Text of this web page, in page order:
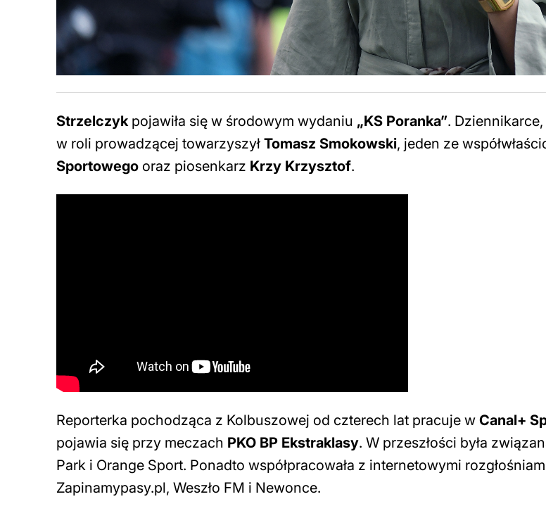
Strzelczykpojawiła się w środowym wydaniu „KS Poranka”.
w roli prowadzącej towarzyszył Tomasz Smokowski, jeden ze
Sportowego oraz piosenkarz Krzy Krzysztof.
Reporterka pochodząca z Kolbuszowej od czterech lat pracuje w Canal+
pojawia się przy meczach PKO BP Ekstraklasy. W przeszłości była
Park i Orange Sport. Ponadto współpracowała z internetowymi
Zapinamypasy.pl, Weszło FM i Newonce.